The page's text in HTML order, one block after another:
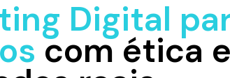
Digital
com ética e